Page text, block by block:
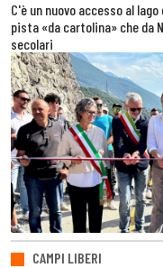
C'è un nuovo accesso al
pista «da cartolina» che da
secolari
CAMPI LIBERI